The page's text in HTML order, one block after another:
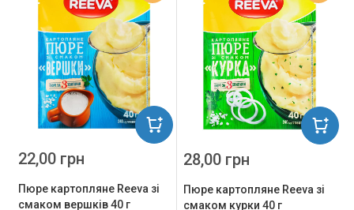
Пюре картопляне Reeva зі
смаком вершків 40 г
22,00 грн
Пюре картопляне Reeva зі
смаком курки 40 г
28,00 грн